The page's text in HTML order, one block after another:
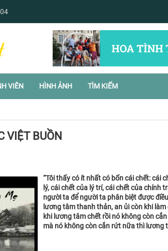
VIÊN HÌNH ẢNH TÌM KIẾM
VIỆT BUỒN
“Tôi thấy có ít nhất có bốn cái chết: cái
lý, cái chết của lý trí, cái chết của chính
người ta để người ta phân biệt được
lương tâm thanh thản, an ủi còn khi
khi lương tâm chết rồi nó không còn
mà nó không còn cắn rứt nữa thì lương